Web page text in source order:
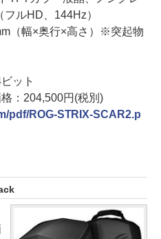
ルHD、144Hz）
（幅×奥行×高さ）※突起物
ット
：204,500円(税別)
pdf/ROG-STRIX-SCAR2.p